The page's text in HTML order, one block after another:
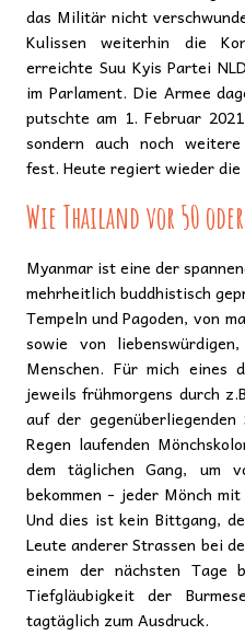
das Militär nicht
Kulissen weiterhin die
erreichte Suu Kyis Partei
im Parlament. Die Armee
putschte am 1. Februar
sondern auch noch
fest. Heute regiert wieder
Wie Thailand vor 50
Myanmar ist eine der
mehrheitlich buddhistisch
Tempeln und Pagoden, von
sowie von
Menschen. Für mich eines
jeweils frühmorgens durch
auf der
Regen laufenden
dem täglichen Gang, um
bekommen - jeder Mönch
Und dies ist kein Bittgang,
Leute anderer Strassen bei
einem der nächsten Tage
Tiefgläubigkeit der
tagtäglich zum Ausdruck.